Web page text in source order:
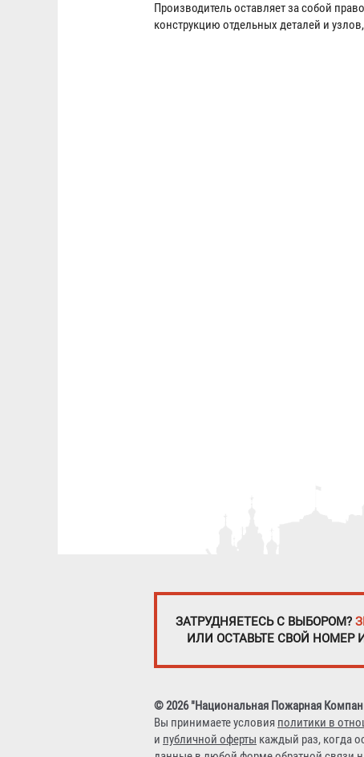
Производитель оставляет за собой
конструкцию отдельных деталей и
ЗАТРУДНЯЕТЕСЬ С ВЫБОРОМ?
ИЛИ ОСТАВЬТЕ СВОЙ
© 2026 "Национальная Пожарная
Вы принимаете условия политики в
и публичной оферты каждый раз, когда